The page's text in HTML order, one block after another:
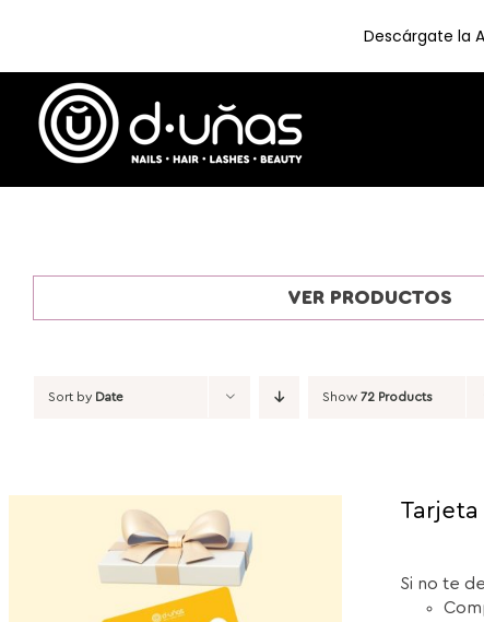
content
VER PRODUCTOS
Sort by Date Show 72 Products
Tarjeta
Si no te
Descárgate la